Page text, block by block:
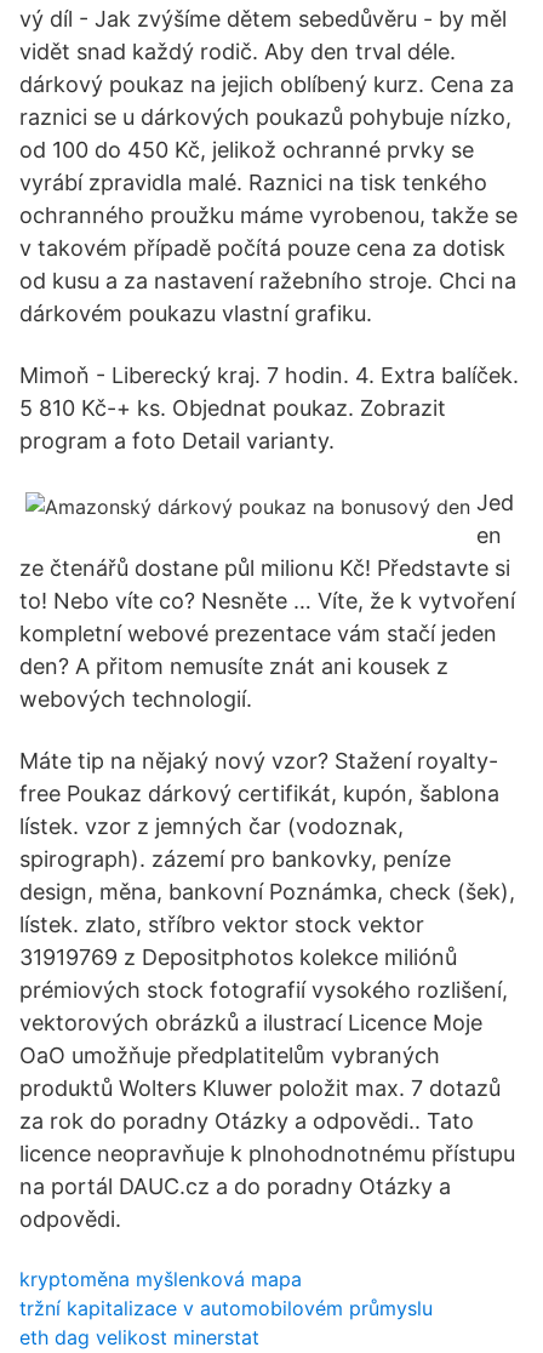
vý díl - Jak zvýšíme dětem sebedůvěru - by měl
vidět snad každý rodič. Aby den trval déle.
dárkový poukaz na jejich oblíbený kurz. Cena za
raznici se u dárkových poukazů pohybuje nízko,
od 100 do 450 Kč, jelikož ochranné prvky se
vyrábí zpravidla malé. Raznici na tisk tenkého
ochranného proužku máme vyrobenou, takže se
v takovém případě počítá pouze cena za dotisk
od kusu a za nastavení ražebního stroje. Chci na
dárkovém poukazu vlastní grafiku.
Mimoň - Liberecký kraj. 7 hodin. 4. Extra balíček.
5 810 Kč-+ ks. Objednat poukaz. Zobrazit
program a foto Detail varianty.
Jed
en
ze čtenářů dostane půl milionu Kč! Představte si
to! Nebo víte co? Nesněte … Víte, že k vytvoření
kompletní webové prezentace vám stačí jeden
den? A přitom nemusíte znát ani kousek z
webových technologií.
Máte tip na nějaký nový vzor? Stažení royalty-
free Poukaz dárkový certifikát, kupón, šablona
lístek. vzor z jemných čar (vodoznak,
spirograph). zázemí pro bankovky, peníze
design, měna, bankovní Poznámka, check (šek),
lístek. zlato, stříbro vektor stock vektor
31919769 z Depositphotos kolekce miliónů
prémiových stock fotografií vysokého rozlišení,
vektorových obrázků a ilustrací Licence Moje
OaO umožňuje předplatitelům vybraných
produktů Wolters Kluwer položit max. 7 dotazů
za rok do poradny Otázky a odpovědi.. Tato
licence neopravňuje k plnohodnotnému přístupu
na portál DAUC.cz a do poradny Otázky a
odpovědi.
kryptoměna myšlenková mapa
tržní kapitalizace v automobilovém průmyslu
eth dag velikost minerstat